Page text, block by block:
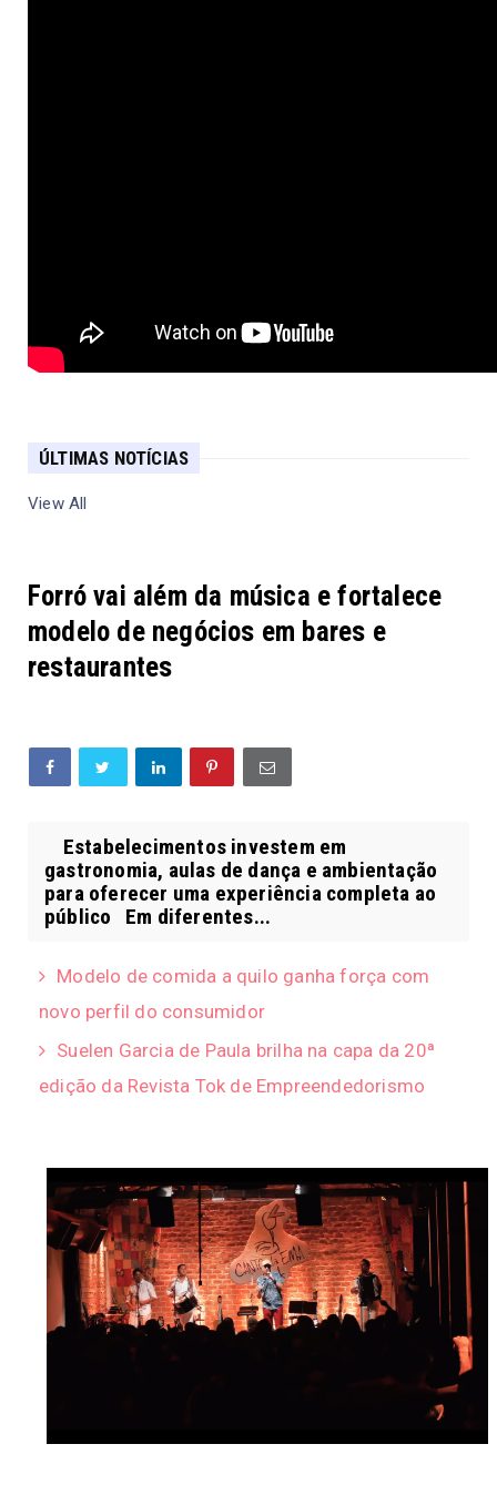
ÚLTIMAS NOTÍCIAS
View All
Forró vai além da música e fortalece
modelo de negócios em bares e
restaurantes
Estabelecimentos investem em
gastronomia, aulas de dança e ambientação
para oferecer uma experiência completa ao
público Em diferentes...
Modelo de comida a quilo ganha força com
novo perfil do consumidor
Suelen Garcia de Paula brilha na capa da 20ª
edição da Revista Tok de Empreendedorismo